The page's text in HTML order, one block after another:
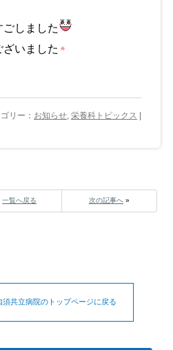
しました
いました
リー： お知らせ,栄養科トピックス
一覧へ戻る 次の記事へ»
共立病院のトップページに戻る